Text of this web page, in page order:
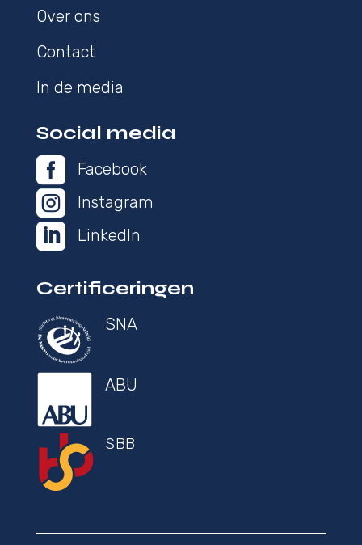
Over ons
Contact
In de media
Social media
 Facebook
 Instagram
 LinkedIn
Certificeringen
SNA
ABU
SBB